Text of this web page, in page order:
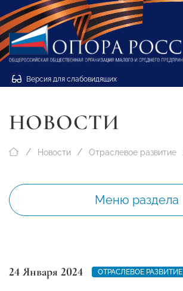
Версия для слабовидящих
НОВОСТИ
Новости Отраслевое развитие
Меню раздела
24 Января 2024 ОТРАСЛЕВОЕ РАЗВИТИЕ